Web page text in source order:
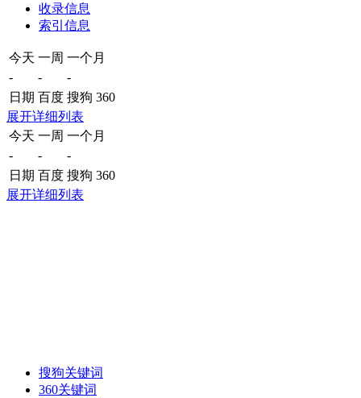
收录信息
索引信息
今天 一周 一个月
-
-
-
日期 百度 搜狗 360
展开详细列表
今天 一周 一个月
-
-
-
日期 百度 搜狗 360
展开详细列表
搜狗关键词
360关键词